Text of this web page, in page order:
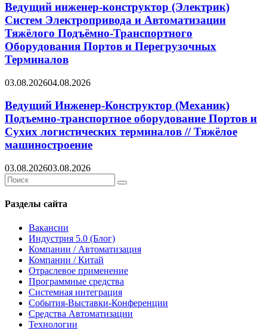
Ведущий инженер-конструктор (Электрик)
Систем Электропривода и Автоматизации
Тяжёлого Подъёмно-Транспортного
Оборудования Портов и Перегрузочных
Терминалов
03.08.202604.08.2026
Ведущий Инженер-Конструктор (Механик)
Подъемно-транспортное оборудование Портов и
Сухих логистических терминалов // Тяжёлое
машиностроение
03.08.202603.08.2026
Search
for:
Search
Разделы сайта
Вакансии
Индустрия 5.0 (Блог)
Компании / Автоматизация
Компании / Китай
Отраслевое применение
Программные средства
Системная интеграция
События-Выставки-Конференции
Средства Автоматизации
Технологии